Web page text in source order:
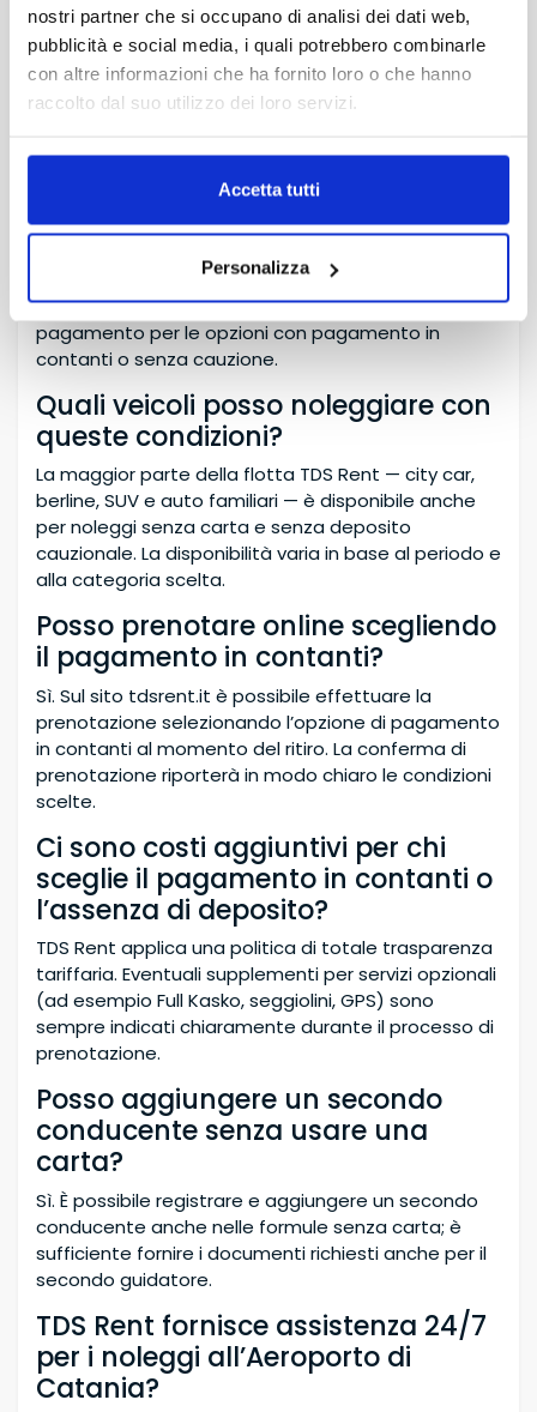
nostri partner che si occupano di analisi dei dati web,
pubblicità e social media, i quali potrebbero combinarle
con altre informazioni che ha fornito loro o che hanno
raccolto dal suo utilizzo dei loro servizi.
Accetta tutti
Personalizza
È possibile aggiungere l’assicurazione Full Kasko (Full
Casco), che azzera completamente qualsiasi
franchigia e offre copertura totale per i danni,
garantendo la massima tranquillità durante il
Quali documenti sono necessari
per noleggiare senza carta?
documento d’identità (carta d’identità o
passaporto). Non è necessaria alcuna carta di
pagamento per le opzioni con pagamento in
contanti o senza cauzione.
Quali veicoli posso noleggiare con
queste condizioni?
La maggior parte della flotta TDS Rent — city car,
berline, SUV e auto familiari — è disponibile anche
per noleggi senza carta e senza deposito
cauzionale. La disponibilità varia in base al periodo e
alla categoria scelta.
Posso prenotare online scegliendo
il pagamento in contanti?
Sì. Sul sito tdsrent.it è possibile effettuare la
prenotazione selezionando l’opzione di pagamento
in contanti al momento del ritiro. La conferma di
prenotazione riporterà in modo chiaro le condizioni
scelte.
Ci sono costi aggiuntivi per chi
sceglie il pagamento in contanti o
l’assenza di deposito?
TDS Rent applica una politica di totale trasparenza
tariffaria. Eventuali supplementi per servizi opzionali
(ad esempio Full Kasko, seggiolini, GPS) sono
sempre indicati chiaramente durante il processo di
prenotazione.
Posso aggiungere un secondo
conducente senza usare una
carta?
Sì. È possibile registrare e aggiungere un secondo
conducente anche nelle formule senza carta; è
sufficiente fornire i documenti richiesti anche per il
secondo guidatore.
TDS Rent fornisce assistenza 24/7
per i noleggi all’Aeroporto di
Catania?